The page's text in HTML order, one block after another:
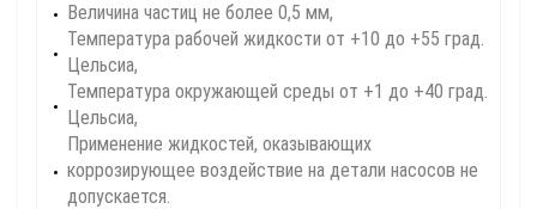
Величина частиц не более 0,5 мм,
Температура рабочей жидкости от +10 до +55 град.
Цельсиа,
Температура окружающей среды от +1 до +40 град.
Цельсиа,
Применение жидкостей, оказывающих
коррозирующее воздействие на детали насосов не
допускается.